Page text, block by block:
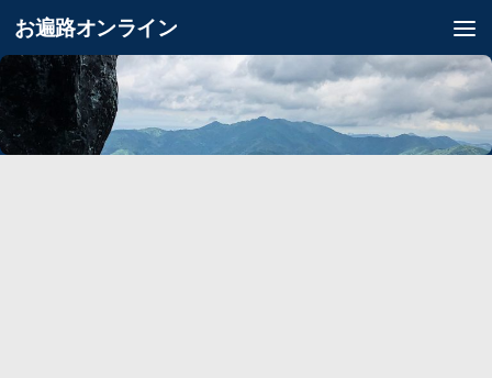
コンテンツへスキップ
お遍路オンライン